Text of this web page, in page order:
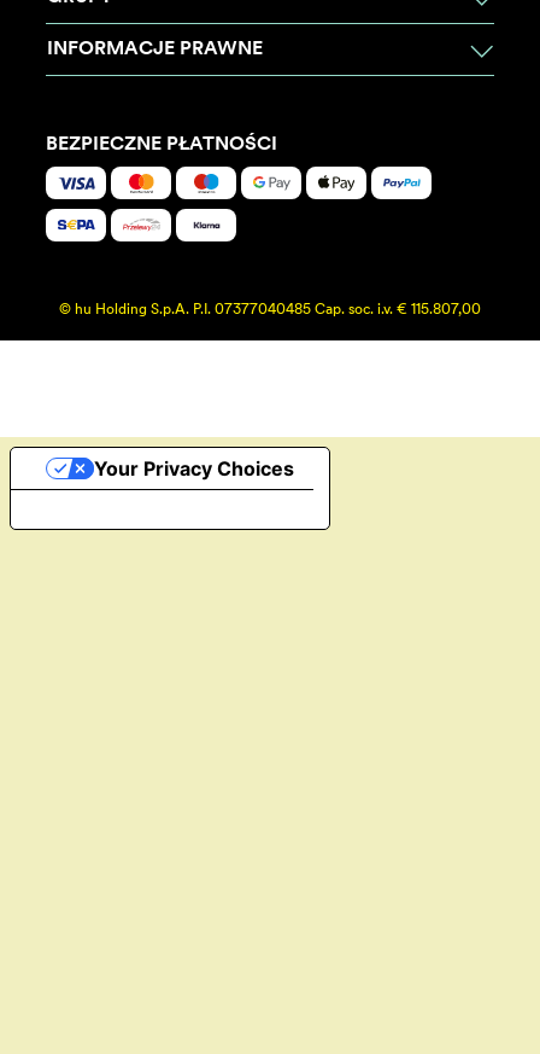
INFORMACJE PRAWNE
BEZPIECZNE PŁATNOŚCI
© hu Holding S.p.A. P.I. 07377040485 Cap. soc. i.v. € 115.807,00
Your Privacy Choices